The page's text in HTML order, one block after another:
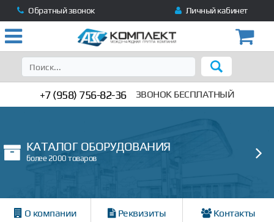
Обратный звонок Личный кабинет
+7 (958) 756-82-36 ЗВОНОК БЕСПЛАТНЫЙ
КАТАЛОГ ОБОРУДОВАНИЯ
более 2000 товаров
О компании Реквизиты Контакты